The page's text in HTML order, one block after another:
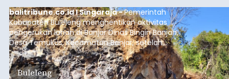
balitribune.co.id I Singaraja -Pemerintah
Kabupaten Buleleng menghentikan aktivitas
pengerukan lahan di Banjar Dinas Bingin Banjah,
Desa Temukus, Kecamatan Banjar, setelah
ditemukan indikasi kegiatan pengambilan
material yang tidak sesuai dengan peruntukan
kawasan.
Buleleng